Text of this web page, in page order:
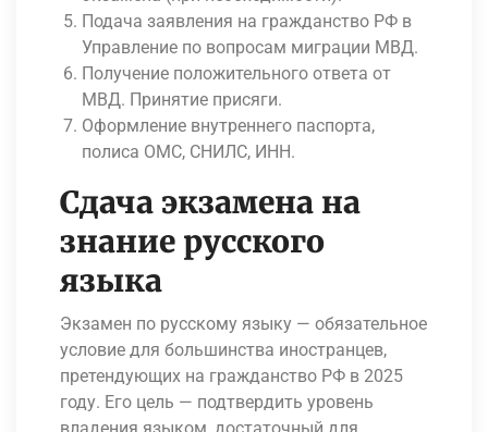
Подача заявления на гражданство РФ в
Управление по вопросам миграции МВД.
Получение положительного ответа от
МВД. Принятие присяги.
Оформление внутреннего паспорта,
полиса ОМС, СНИЛС, ИНН.
Сдача экзамена на
знание русского
языка
Экзамен по русскому языку — обязательное
условие для большинства иностранцев,
претендующих на гражданство РФ в 2025
году. Его цель — подтвердить уровень